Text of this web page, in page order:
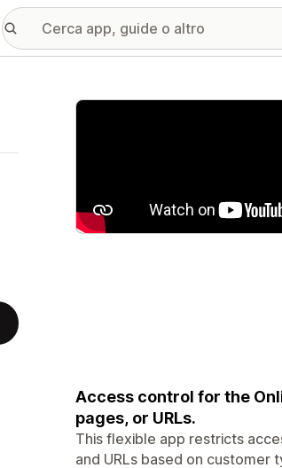
Galleria immagini in evidenza
Access control for the
pages, or URLs.
This flexible app restricts
and URLs based on